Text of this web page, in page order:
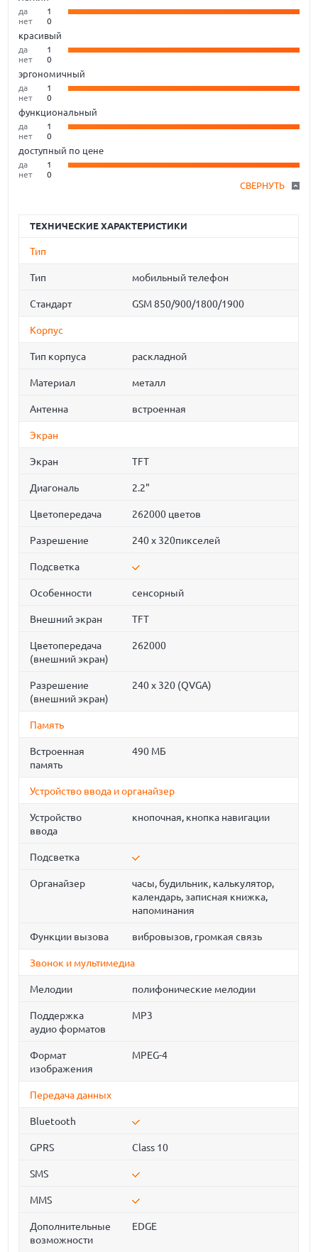
да
1
нет
0
красивый
да
1
нет
0
эргономичный
да
1
нет
0
функциональный
да
1
нет
0
доступный по цене
да
1
нет
0
СВЕРНУТЬ
ТЕХНИЧЕСКИЕ ХАРАКТЕРИСТИКИ
Тип
Тип мобильный телефон
Стандарт GSM 850/900/1800/1900
Корпус
Тип корпуса раскладной
Материал металл
Антенна встроенная
Экран
Экран TFT
Диагональ 2.2"
Цветопередача 262000 цветов
Разрешение 240 х 320пикселей
Подсветка
Особенности сенсорный
Внешний экран TFT
Цветопередача
(внешний экран)
262000
Разрешение
(внешний экран)
240 х 320 (QVGA)
Память
Встроенная
память
490 МБ
Устройство ввода и органайзер
Устройство
ввода
кнопочная, кнопка навигации
Подсветка
Органайзер
часы, будильник, калькулятор,
календарь, записная книжка,
напоминания
Функции вызова вибровызов, громкая связь
Звонок и мультимедиа
Мелодии полифонические мелодии
Поддержка
аудио форматов
MP3
Формат
изображения
MPEG-4
Передача данных
Bluetooth
GPRS Class 10
SMS
MMS
Дополнительные
возможности
EDGE